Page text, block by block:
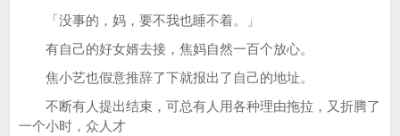
「没事的，妈，要不我也睡不着。」
有自己的好女婿去接，焦妈自然一百个放心。
焦小艺也假意推辞了下就报出了自己的地址。
不断有人提出结束，可总有人用各种理由拖拉，又折腾了
一个小时，众人才